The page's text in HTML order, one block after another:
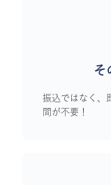
そ
振込ではなく、
間が不要！